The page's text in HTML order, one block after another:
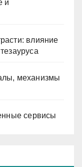
и
влияние
механизмы
сервисы